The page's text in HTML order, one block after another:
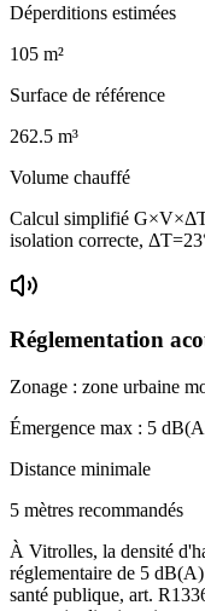
Déperditions estimées
105 m²
Surface de référence
262.5 m³
Volume chauffé
Calcul simplifié
isolation correcte,
Réglementation
Zonage : zone urbaine
Émergence max : 5
Distance minimale
5 mètres recommandés
À Vitrolles, la densité
réglementaire de 5
santé publique, art.